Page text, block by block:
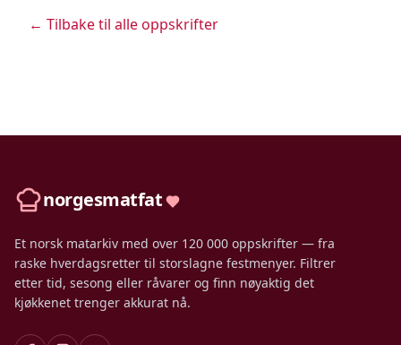
← Tilbake til alle oppskrifter
norgesmatfat
Et norsk matarkiv med over 120 000 oppskrifter — fra
raske hverdagsretter til storslagne festmenyer. Filtrer
etter tid, sesong eller råvarer og finn nøyaktig det
kjøkkenet trenger akkurat nå.